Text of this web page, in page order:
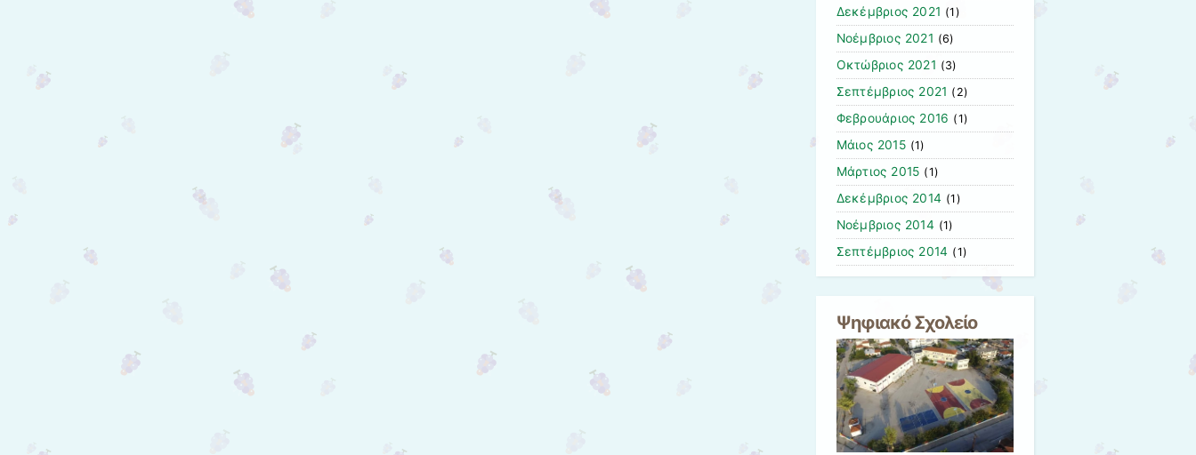
Δεκέμβριος 2021 (1)
Νοέμβριος 2021 (6)
Οκτώβριος 2021 (3)
Σεπτέμβριος 2021 (2)
Φεβρουάριος 2016 (1)
Μάιος 2015(1)
Μάρτιος 2015 (1)
Δεκέμβριος 2014 (1)
Νοέμβριος 2014 (1)
Σεπτέμβριος 2014 (1)
Ψηφιακό Σχολείο